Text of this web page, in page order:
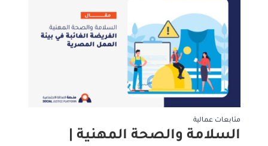
متابعات عمالية
السلامة والصحة المهنية |